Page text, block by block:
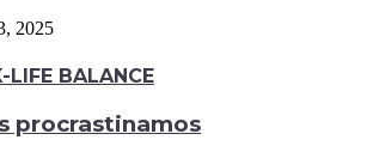
2025
LIFE BALANCE
procrastinamos